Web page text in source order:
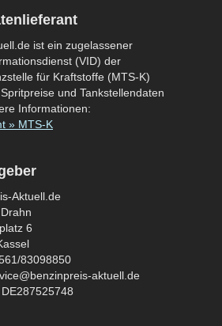
ist ein zugelassener
(VID) der
für Kraftstoffe (MTS-K)
und Tankstellendaten
Informationen:
» MTS-K
Aktuell.de
6
83098850
aktuell.de